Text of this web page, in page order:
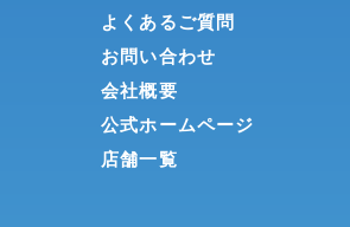
よくあるご質問
お問い合わせ
会社概要
公式ホームページ
店舗一覧